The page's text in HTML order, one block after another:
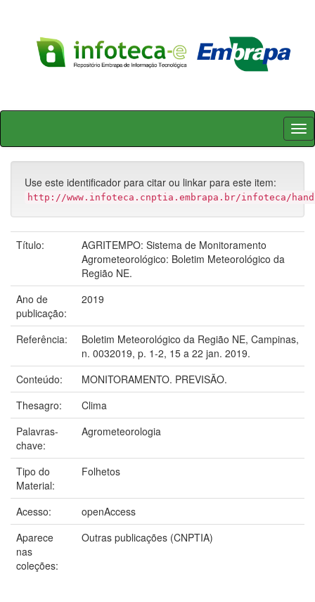
Skip
Use este identificador para citar ou linkar para este item:
http://www.infoteca.cnptia.embrapa.br/infoteca/
Título:
AGRITEMPO: Sistema de Monitoramento
Agrometeorológico: Boletim Meteorológico da
Região NE.
Ano de
publicação:
2019
Referência:
Boletim Meteorológico da Região NE, Campinas,
n. 0032019, p. 1-2, 15 a 22 jan. 2019.
Conteúdo:
MONITORAMENTO. PREVISÃO.
Thesagro:
Clima
Palavras-
chave:
Agrometeorologia
Tipo do
Material:
Folhetos
Acesso:
openAccess
Aparece
nas
coleções:
Outras publicações (CNPTIA)